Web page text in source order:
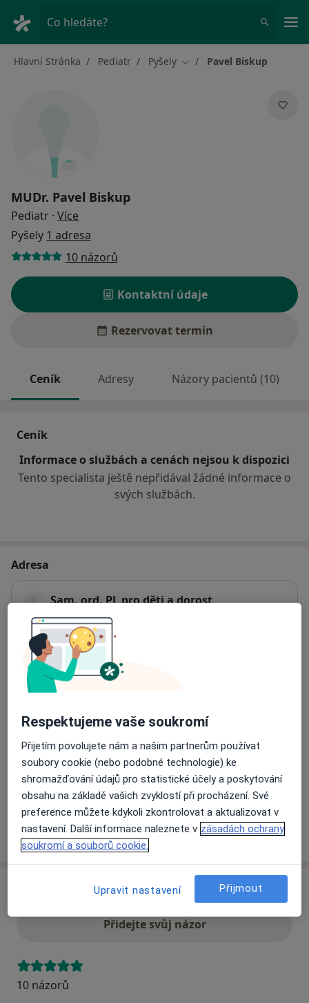
Co hledáte?
Hlavní Stránka Pediatr Pyšely Změna města
Pavel Biskup
MUDr. Pavel Biskup
Pediatr · Více
Pyšely 1 adresa
10 názorů
Kontaktní údaje
Rezervovat termín
Ceník Adresy Názory pacientů (10)
Ceník
Informace o službách a cenách nejsou k dispozici
Tento specialista ještě nepřidával žádné informace o
svých službách.
Adresa
Sam. ord. PL pro děti a dorost
č.d. 137, Pyšely
Přiblížit mapu
Co mám v takové situaci udělat?
Způsoby platby (soukromé návštěvy)
Na teto adrese lékař přijímá pacienty na pojišťovnu
Detaily
Více
Přidejte svůj názor
10 názorů
Respektujeme vaše soukromí
Přijetím povolujete nám a našim partnerům používat
soubory cookie (nebo podobné technologie) ke
shromažďování údajů pro statistické účely a poskytování
obsahu na základě vašich zvyklostí při procházení. Své
preference můžete kdykoli zkontrolovat a aktualizovat v
nastavení. Další informace naleznete v zásadách ochrany
soukromí a souborů cookie.
Upravit nastavení Přijmout